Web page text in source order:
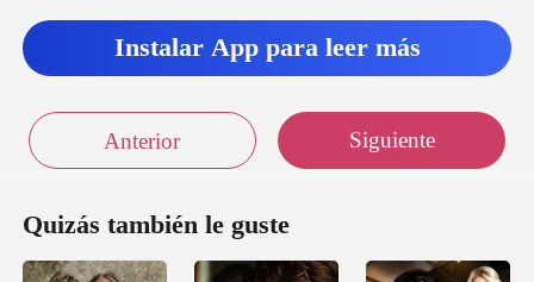
Instalar App para leer más
Anterior Siguiente
Quizás también le guste